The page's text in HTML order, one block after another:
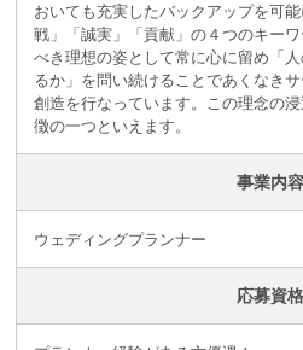
おいても充実したバックアップを可
戦」「誠実」「貢献」の４つのキー
べき理想の姿として常に心に留め「
るか」を問い続けることであくなき
創造を行なっています。この理念の
徴の一つといえます。
事業内容
ウェディングプランナー
応募資格